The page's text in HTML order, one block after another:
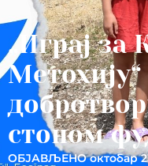
„Играј за
стоном
ОБЈАВЉЕНО октобар